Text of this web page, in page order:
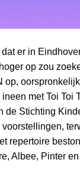
er in
op zou
op,
met Toi Toi
de Stichting
repertoire
Albee, Pinter